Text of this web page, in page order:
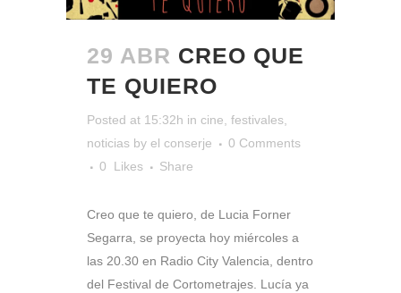
29 ABR CREO QUE
TE QUIERO
Posted at 15:32h in cine, festivales,
noticias by el conserje
0 Comments
0
Likes Share
Creo que te quiero, de Lucia Forner
Segarra, se proyecta hoy miércoles a
las 20.30 en Radio City Valencia, dentro
del Festival de Cortometrajes. Lucía ya